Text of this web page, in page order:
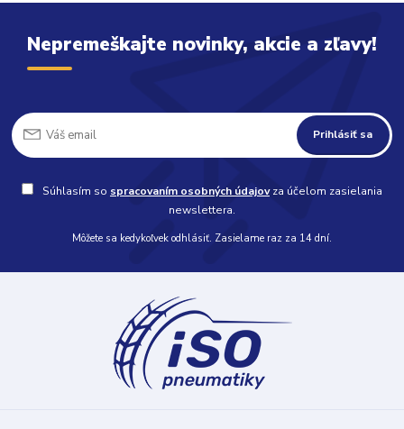
Nepremeškajte novinky, akcie a zľavy!
Prihlásiť sa
Súhlasím so spracovaním osobných údajovza účelom zasielania
newslettera.
Môžete sa kedykoľvek odhlásiť. Zasielame raz za 14 dní.